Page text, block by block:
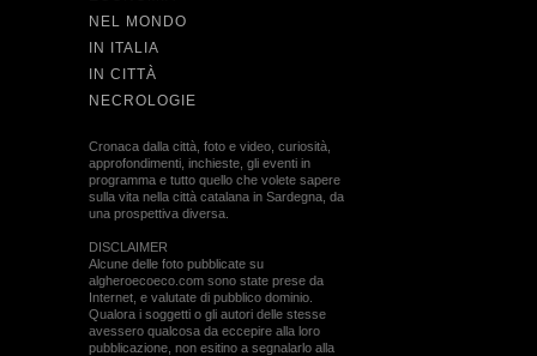
NEL MONDO
IN ITALIA
IN CITTÀ
NECROLOGIE
Cronaca dalla città, foto e video, curiosità,
approfondimenti, inchieste, gli eventi in
programma e tutto quello che volete sapere
sulla vita nella città catalana in Sardegna, da
una prospettiva diversa.
DISCLAIMER
Alcune delle foto pubblicate su
algheroecoeco.com sono state prese da
Internet, e valutate di pubblico dominio.
Qualora i soggetti o gli autori delle stesse
avessero qualcosa da eccepire alla loro
pubblicazione, non esitino a segnalarlo alla